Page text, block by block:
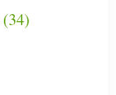
(34)